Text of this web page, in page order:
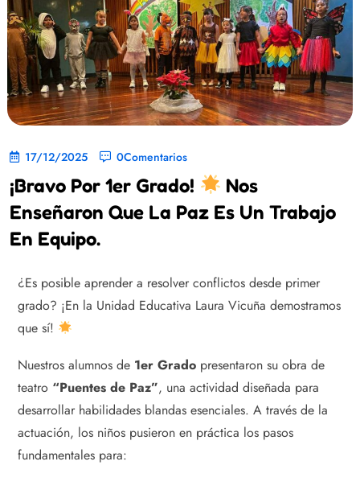
17/12/2025 0Comentarios
¡Bravo Por 1er Grado!
Nos
Enseñaron Que La Paz Es Un Trabajo
En Equipo.
¿Es posible aprender a resolver conflictos desde primer
grado? ¡En la Unidad Educativa Laura Vicuña demostramos
que sí!
Nuestros alumnos de 1er Grado presentaron su obra de
teatro “Puentes de Paz”, una actividad diseñada para
desarrollar habilidades blandas esenciales. A través de la
actuación, los niños pusieron en práctica los pasos
fundamentales para: